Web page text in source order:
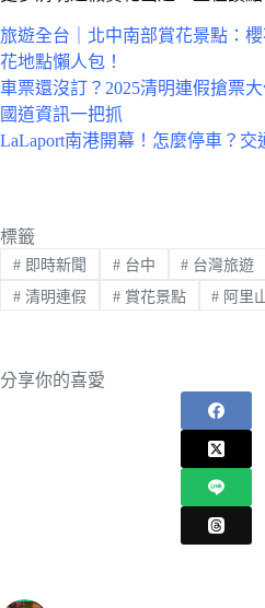
旅遊全台｜北中南部賞花景點：
花地點懶人包！
車票還沒訂？2025清明連假搶票
國道資訊一把抓
LaLaport南港開幕！怎麼停車？交
標籤
#即時新聞 #台中 # 台灣旅遊
#清明連假 #賞花景點 # 阿里
分享你的喜愛